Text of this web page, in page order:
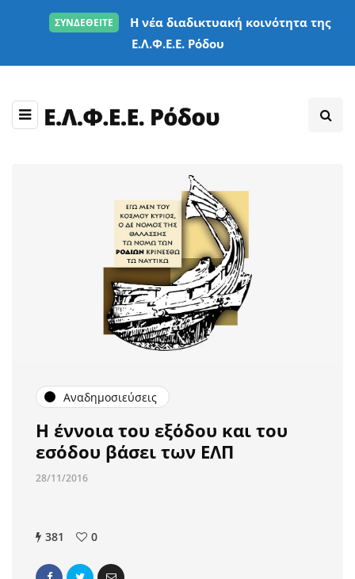
ΣΥΝΔΕΘΕΙΤΕ
Η νέα διαδικτυακή κοινότητα της
Ε.Λ.Φ.Ε.Ε. Ρόδου
Αναδημοσιεύσεις
Η έννοια του εξόδου και του
εσόδου βάσει των ΕΛΠ
28/11/2016
381 0